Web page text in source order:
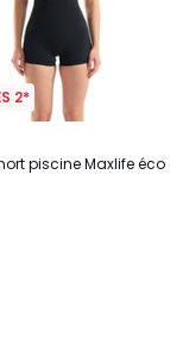
2*
piscine Maxlife éco